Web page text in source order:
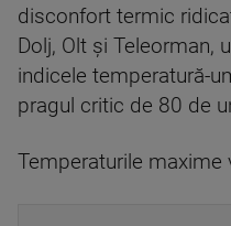
disconfort termic
Dolj, Olt şi Teleorman,
indicele temperatură-
pragul critic de 80 de
Temperaturile maxime